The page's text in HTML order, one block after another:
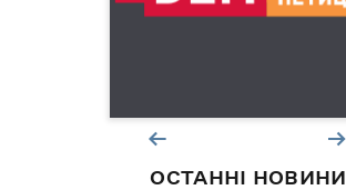
ОСТАННІ НОВИНИ